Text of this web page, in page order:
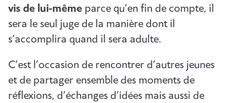
vis de lui-même parce qu’en fin de compte, il
sera le seul juge de la manière dont il
s’accomplira quand il sera adulte.
C’est l’occasion de rencontrer d’autres jeunes
et de partager ensemble des moments de
réflexions, d’échanges d’idées mais aussi de